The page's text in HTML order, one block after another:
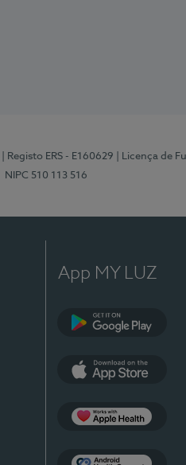
| Registo ERS - E160629 | Licença de
NIPC 510 113 516
App MY LUZ